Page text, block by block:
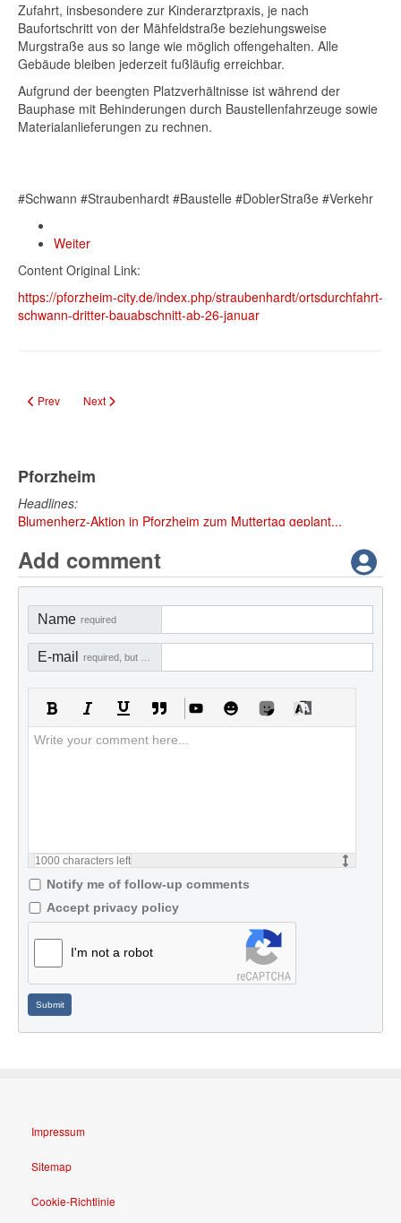
Zufahrt, insbesondere zur Kinderarztpraxis, je nach
Baufortschritt von der Mähfeldstraße beziehungsweise
Murgstraße aus so lange wie möglich offengehalten. Alle
Gebäude bleiben jederzeit fußläufig erreichbar.
Aufgrund der beengten Platzverhältnisse ist während der
Bauphase mit Behinderungen durch Baustellenfahrzeuge sowie
Materialanlieferungen zu rechnen.
#Schwann #Straubenhardt #Baustelle #DoblerStraße #Verkehr
Weiter
Content Original Link:
https://pforzheim-city.de/index.php/straubenhardt/ortsdurchfahrt-
schwann-dritter-bauabschnitt-ab-26-januar
Previous article: Aufstallungspflicht im nördlichen Enzkreis wegen
Prev Next article: Straubenhardt zeigt Kunst in Rathäusern:
Next
Pforzheim
Headlines:
Blumenherz-Aktion in Pforzheim zum Muttertag geplant...
Add comment
Name required
E-mail
1000 characters left
Notify me of follow-up comments
Accept privacy policy
I'm not a robot
Submit
Impressum
Sitemap
Cookie-Richtlinie